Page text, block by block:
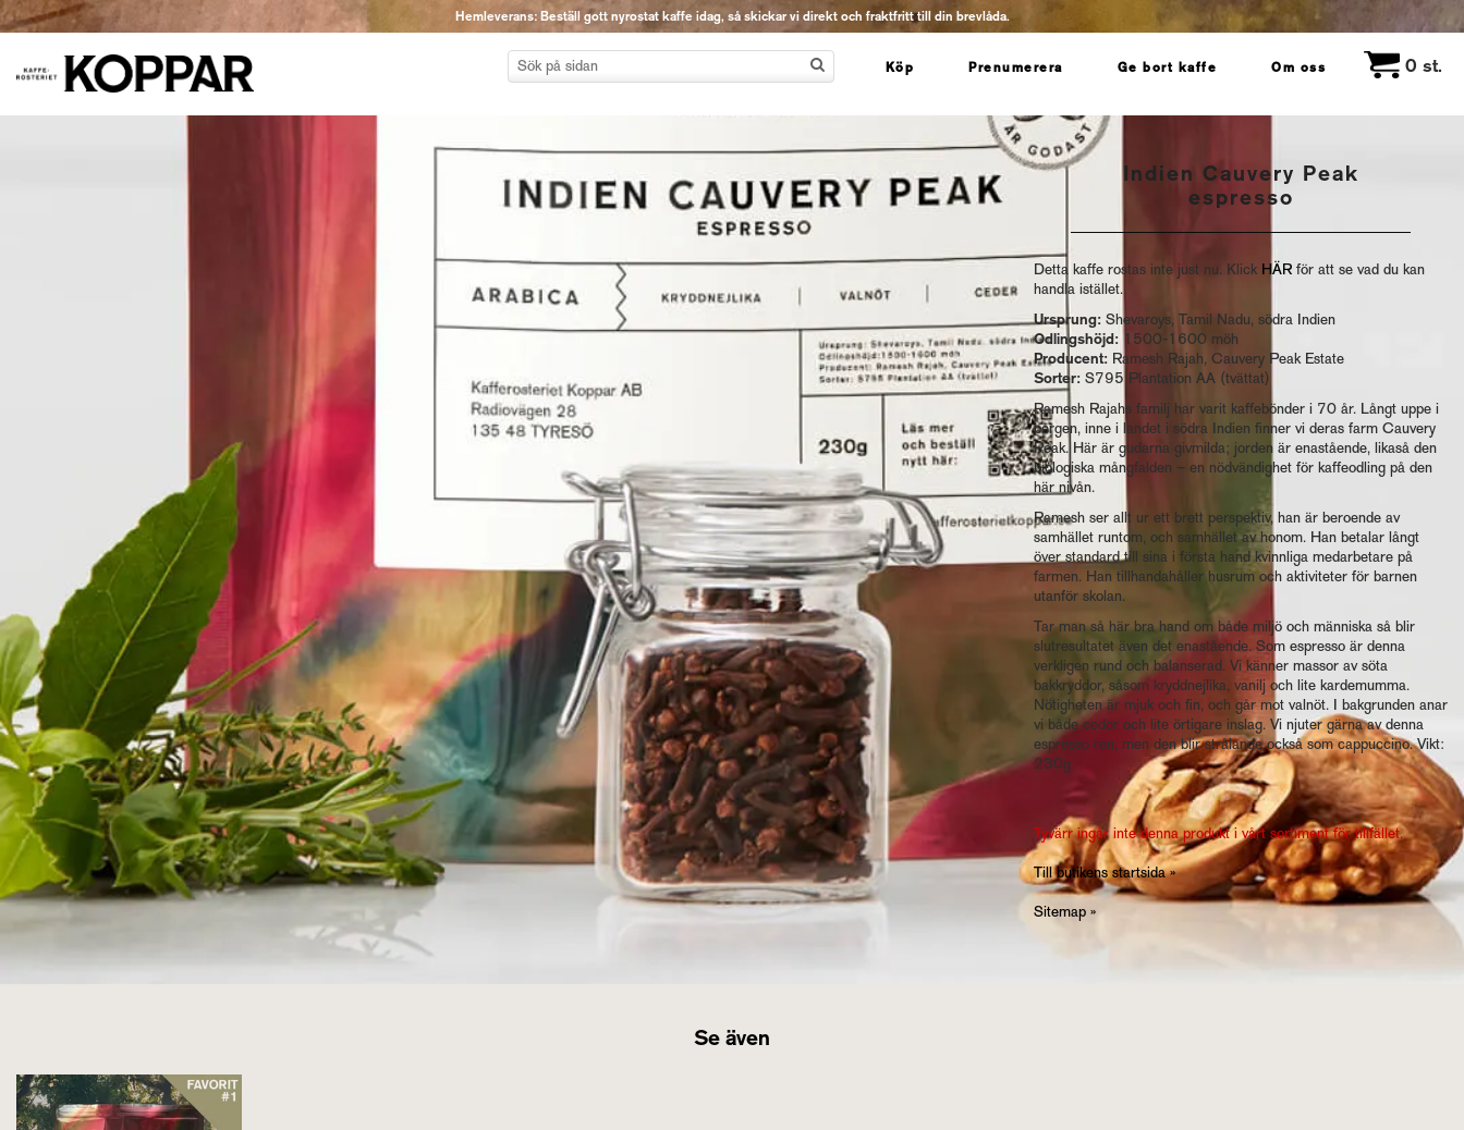
Hemleverans: Beställ gott nyrostat kaffe idag, så skickar vi direkt och fraktfritt till din brevlåda.
Köp Prenumerera Ge bort kaffe Om oss 0 st.
Indien Cauvery Peak
espresso
Detta kaffe rostas inte just nu. Klick HÄR för att se vad du kan
handla istället.
Ursprung: Shevaroys, Tamil Nadu, södra Indien
Odlingshöjd: 1500-1600 möh
Producent: Ramesh Rajah, Cauvery Peak Estate
Sorter: S795 Plantation AA (tvättat)
Ramesh Rajahs familj har varit kaffebönder i 70 år. Långt uppe i
bergen, inne i landet i södra Indien finner vi deras farm Cauvery
Peak. Här är gudarna givmilda; jorden är enastående, likaså den
biologiska mångfalden – en nödvändighet för kaffeodling på den
här nivån.
Ramesh ser allt ur ett brett perspektiv, han är beroende av
samhället runtom, och samhället av honom. Han betalar långt
över standard till sina i första hand kvinnliga medarbetare på
farmen. Han tillhandahåller husrum och aktiviteter för barnen
utanför skolan.
Tar man så här bra hand om både miljö och människa så blir
slutresultatet även det enastående. Som espresso är denna
verkligen rund och balanserad. Vi känner massor av söta
bakkryddor, såsom kryddnejlika, vanilj och lite kardemumma.
Nötigheten är mjuk och fin, och går mot valnöt. I bakgrunden anar
vi både ceder och lite örtigare inslag. Vi njuter gärna av denna
espresso ren, men den blir strålande också som cappuccino. Vikt:
230g
Tyvärr ingår inte denna produkt i vårt sortiment för tillfället.
Till butikens startsida »
Sitemap »
Se även